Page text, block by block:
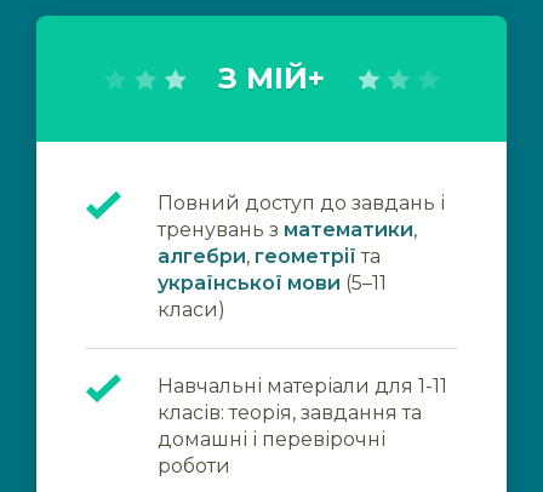
З МІЙ+
Повний доступ до завдань і
тренувань з математики,
алгебри, геометрії та
української мови (5–11
класи)
Навчальні матеріали для 1-11
класів: теорія, завдання та
домашні і перевірочні
роботи